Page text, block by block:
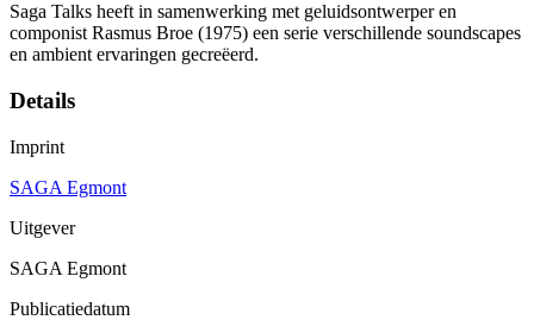
Saga Talks heeft in samenwerking met geluidsontwerper en
componist Rasmus Broe (1975) een serie verschillende soundscapes
en ambient ervaringen gecreëerd.
Details
Imprint
SAGA Egmont
Uitgever
SAGA Egmont
Publicatiedatum